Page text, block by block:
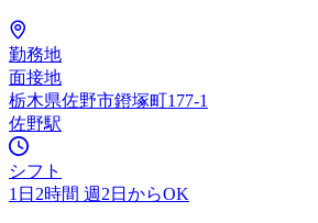
勤務地
面接地
栃木県佐野市鐙塚町177-1
佐野駅
シフト
1日2時間 週2日からOK